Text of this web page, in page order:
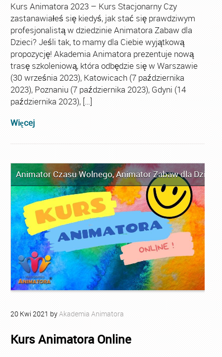
Kurs Animatora 2023 – Kurs Stacjonarny Czy
zastanawiałeś się kiedyś, jak stać się prawdziwym
profesjonalistą w dziedzinie Animatora Zabaw dla
Dzieci? Jeśli tak, to mamy dla Ciebie wyjątkową
propozycję! Akademia Animatora prezentuje nową
trasę szkoleniową, która odbędzie się w Warszawie
(30 września 2023), Katowicach (7 października
2023), Poznaniu (7 października 2023), Gdyni (14
października 2023), […]
Więcej
Animator Czasu Wolnego,Animator Zabaw dla Dzieci
20 Kwi 2021 byAkademia Animatora
Kurs Animatora Online